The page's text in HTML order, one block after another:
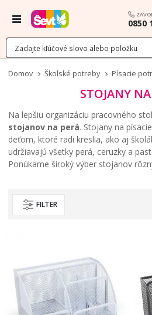
Menu
0850
Domov Školské potreby Písacie
STOJANY
Na lepšiu organizáciu pracovného
stojanov na perá. Stojany na
deťom, ktoré radi kreslia, ako aj
udržiavajú všetky perá, ceruzky a
Ponúkame široký výber stojanov
FILTER